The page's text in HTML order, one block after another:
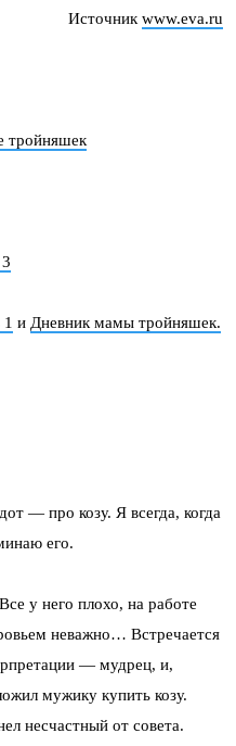
Источник www.eva.ru
тройняшек
и Дневник мамы тройняшек.
— про козу. Я всегда, когда
его.
у него плохо, на работе
неважно… Встречается
— мудрец, и,
мужику купить козу.
несчастный от совета.